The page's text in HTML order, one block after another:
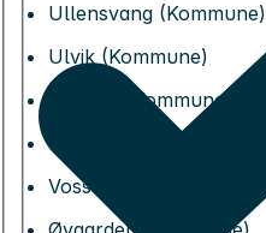
Ullensvang (Kommune)
Ulvik (Kommune)
Vaksdal (Kommune)
Vik (Kommune)
Voss (Kommune)